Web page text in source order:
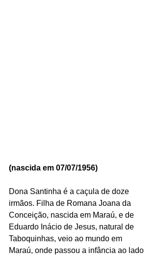
(nascida em 07/07/1956)
Dona Santinha é a caçula de doze
irmãos. Filha de Romana Joana da
Conceição, nascida em Maraú, e de
Eduardo Inácio de Jesus, natural de
Taboquinhas, veio ao mundo em
Maraú, onde passou a infância ao lado